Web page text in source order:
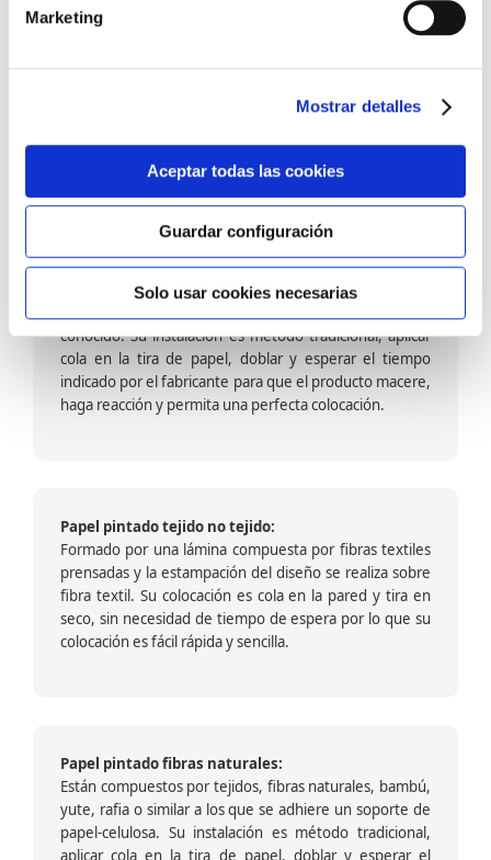
Marketing
Mostrar detalles
Aceptar todas las cookies
Guardar configuración
Solo usar cookies necesarias
barniz multiadherente en base agua. En zonas de
fuegos, se recomienda proteger con placas, silestone,
dado que el frotar en exceso dañaría el papel. Su
colocación es cola en la pared y tira en seco, sin
colocación es fácil rápida y sencilla.
Papel pintado calidad papel:
Formado por una capa de papel sobre un soporte de
conocido. Su instalación es método tradicional, aplicar
cola en la tira de papel, doblar y esperar el tiempo
indicado por el fabricante para que el producto macere,
haga reacción y permita una perfecta colocación.
Papel pintado tejido no tejido:
Formado por una lámina compuesta por fibras textiles
prensadas y la estampación del diseño se realiza sobre
fibra textil. Su colocación es cola en la pared y tira en
seco, sin necesidad de tiempo de espera por lo que su
colocación es fácil rápida y sencilla.
Papel pintado fibras naturales:
Están compuestos por tejidos, fibras naturales, bambú,
yute, rafia o similar a los que se adhiere un soporte de
papel-celulosa. Su instalación es método tradicional,
aplicar cola en la tira de papel, doblar y esperar el